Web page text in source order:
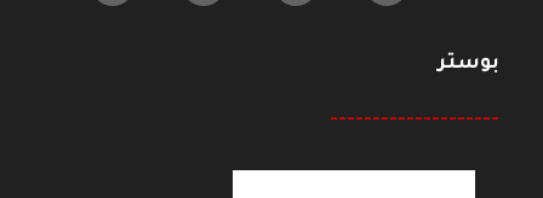
بوستر
--------------------